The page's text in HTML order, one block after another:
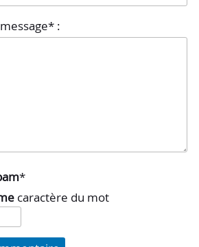
:
*
caractère du mot